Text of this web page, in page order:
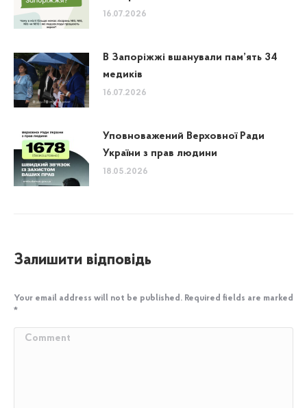
16.07.2026
В Запоріжжі вшанували пам’ять 34
медиків
16.07.2026
Уповноважений Верховної Ради
України з прав людини
18.05.2026
Залишити відповідь
Your email address will not be published. Required fields are marked
*
Comment